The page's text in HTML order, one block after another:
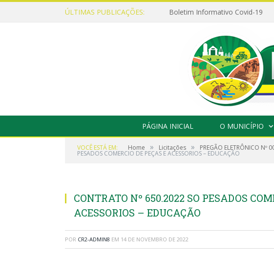
ÚLTIMAS PUBLICAÇÕES: Boletim Informativo Covid-19
PÁGINA INICIAL O MUNICÍPIO
VOCÊ ESTÁ EM: Home » Licitações » PREGÃO ELETRÔNICO
PESADOS COMERCIO DE PEÇAS E ACESSORIOS – EDUCAÇÃO
CONTRATO Nº 650.2022 SO PESADOS
ACESSORIOS – EDUCAÇÃO
POR CR2-ADMIN8 EM 14 DE NOVEMBRO DE 2022